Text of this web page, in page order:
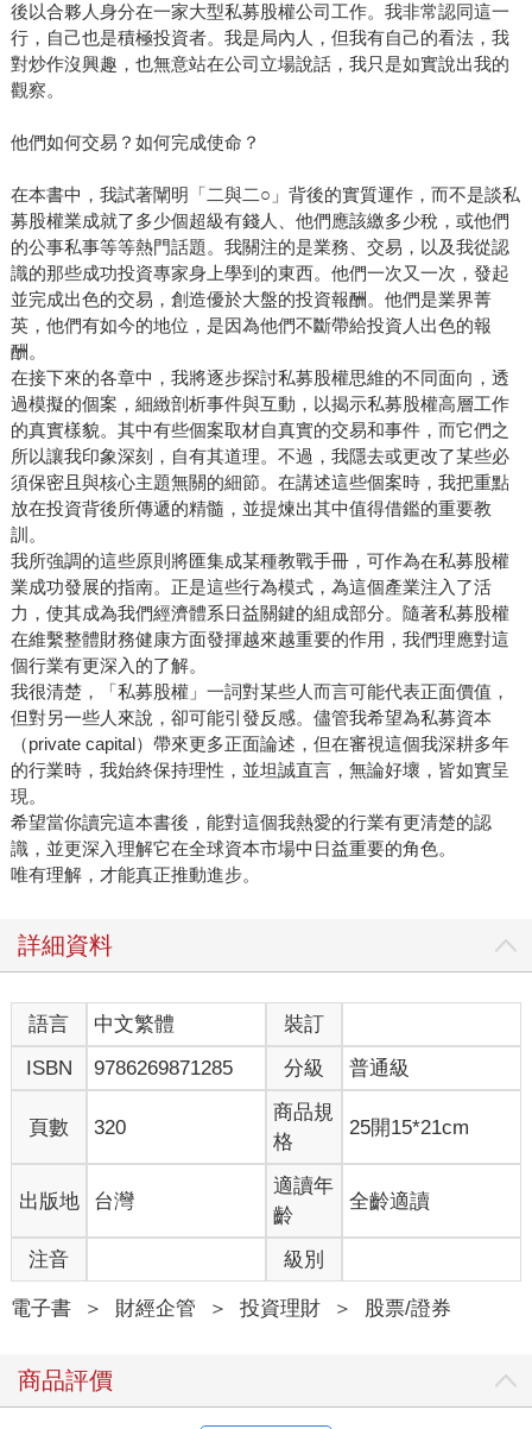
後以合夥人身分在一家大型私募股權公司工作。我非常認同這一
行，自己也是積極投資者。我是局內人，但我有自己的看法，我
對炒作沒興趣，也無意站在公司立場說話，我只是如實說出我的
觀察。
他們如何交易？如何完成使命？
在本書中，我試著闡明「二與二○」背後的實質運作，而不是談私
募股權業成就了多少個超級有錢人、他們應該繳多少稅，或他們
的公事私事等等熱門話題。我關注的是業務、交易，以及我從認
識的那些成功投資專家身上學到的東西。他們一次又一次，發起
並完成出色的交易，創造優於大盤的投資報酬。他們是業界菁
英，他們有如今的地位，是因為他們不斷帶給投資人出色的報
酬。
在接下來的各章中，我將逐步探討私募股權思維的不同面向，透
過模擬的個案，細緻剖析事件與互動，以揭示私募股權高層工作
的真實樣貌。其中有些個案取材自真實的交易和事件，而它們之
所以讓我印象深刻，自有其道理。不過，我隱去或更改了某些必
須保密且與核心主題無關的細節。在講述這些個案時，我把重點
放在投資背後所傳遞的精髓，並提煉出其中值得借鑑的重要教
訓。
我所強調的這些原則將匯集成某種教戰手冊，可作為在私募股權
業成功發展的指南。正是這些行為模式，為這個產業注入了活
力，使其成為我們經濟體系日益關鍵的組成部分。隨著私募股權
在維繫整體財務健康方面發揮越來越重要的作用，我們理應對這
個行業有更深入的了解。
我很清楚，「私募股權」一詞對某些人而言可能代表正面價值，
但對另一些人來說，卻可能引發反感。儘管我希望為私募資本
（private capital）帶來更多正面論述，但在審視這個我深耕多年
的行業時，我始終保持理性，並坦誠直言，無論好壞，皆如實呈
現。
希望當你讀完這本書後，能對這個我熱愛的行業有更清楚的認
識，並更深入理解它在全球資本市場中日益重要的角色。
唯有理解，才能真正推動進步。
詳細資料
語言 中文繁體
裝訂
ISBN
9786269871285 分級 普通級
頁數 320
商品規
格
25開15*21cm
出版地 台灣
適讀年
齡
全齡適讀
注音 級別
電子書 ＞ 財經企管 ＞ 投資理財 ＞ 股票/證券
商品評價